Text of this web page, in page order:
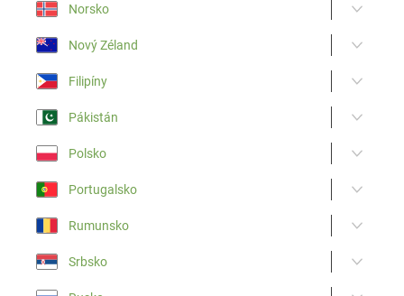
Norsko
Nový Zéland
Filipíny
Pákistán
Polsko
Portugalsko
Rumunsko
Srbsko